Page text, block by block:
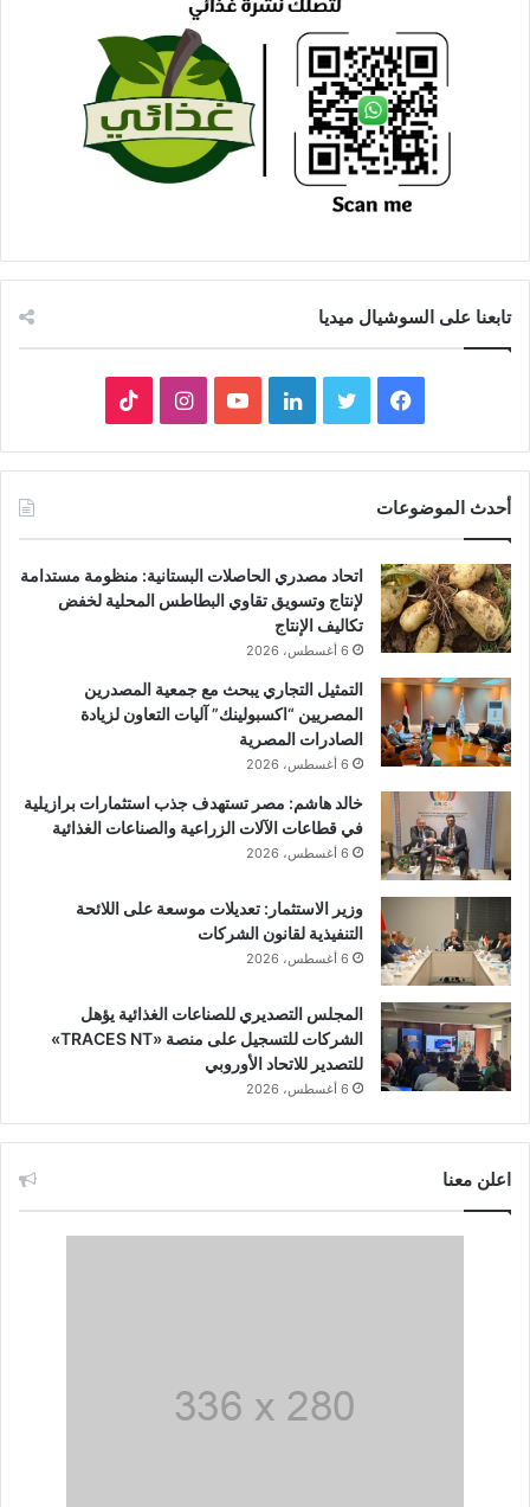
تابعنا على السوشيال ميديا
فيسبوك تويتر لينكدإنيوتيوبانستقرام
أحدث الموضوعات
اتحاد مصدري الحاصلات البستانية: منظومة مستدامة
لإنتاج وتسويق تقاوي البطاطس المحلية لخفض
تكاليف الإنتاج
6 أغسطس، 2026
التمثيل التجاري يبحث مع جمعية المصدرين
المصريين “اكسبولينك” آليات التعاون لزيادة
الصادرات المصرية
6 أغسطس، 2026
خالد هاشم: مصر تستهدف جذب استثمارات برازيلية
في قطاعات الآلات الزراعية والصناعات الغذائية
6 أغسطس، 2026
وزير الاستثمار: تعديلات موسعة على اللائحة
التنفيذية لقانون الشركات
6 أغسطس، 2026
المجلس التصديري للصناعات الغذائية يؤهل
الشركات للتسجيل على منصة «TRACES NT»
للتصدير للاتحاد الأوروبي
6 أغسطس، 2026
اعلن معنا